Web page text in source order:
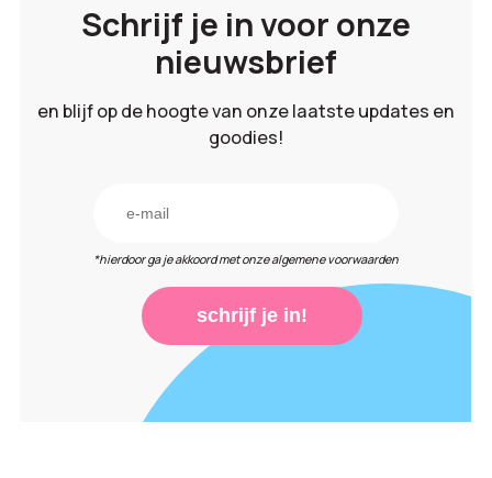
Schrijf je in voor onze
nieuwsbrief
en blijf op de hoogte van onze laatste updates en
goodies!
*hierdoor ga je akkoord met onze algemene voorwaarden
schrijf je in!